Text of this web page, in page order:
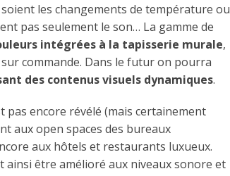
soient les changements de température ou
pas seulement le son… La gamme de
intégrées à la tapisserie murale,
commande. Dans le futur on pourra
des contenus visuels dynamiques.
pas encore révélé (mais certainement
aux open spaces des bureaux
aux hôtels et restaurants luxueux.
ainsi être amélioré aux niveaux sonore et